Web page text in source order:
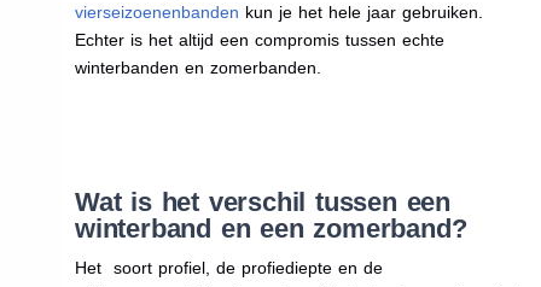
vierseizoenenbanden kun je het hele jaar gebruiken.
Echter is het altijd een compromis tussen echte
winterbanden en zomerbanden.
Wat is het verschil tussen een
winterband en een zomerband?
Het soort profiel, de profiediepte en de